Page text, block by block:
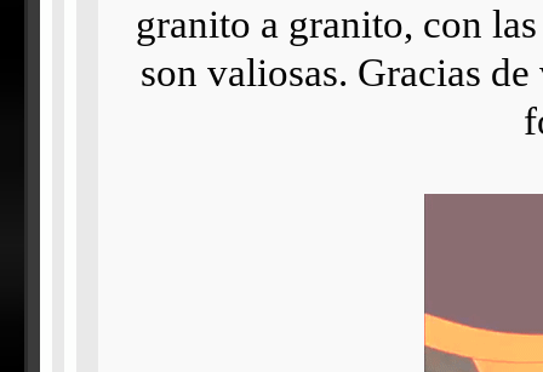
granito a granito, con
son valiosas. Gracias